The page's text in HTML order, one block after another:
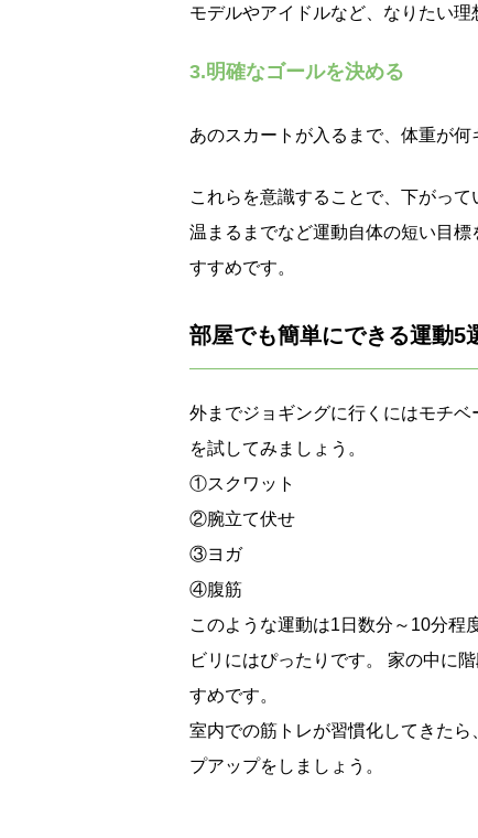
モデルやアイドルなど、なりたい理
3.明確なゴールを決める
あのスカートが入るまで、体重が何
これらを意識することで、下がっ
温まるまでなど運動自体の短い目
すすめです。
部屋でも簡単にできる運動5
外までジョギングに行くにはモチ
を試してみましょう。
①スクワット
②腕立て伏せ
③ヨガ
④腹筋
このような運動は1日数分～10分程
ビリにはぴったりです。 家の中に
すめです。
室内での筋トレが習慣化してきた
プアップをしましょう。